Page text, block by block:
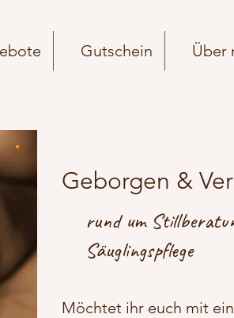
Gutschein Über
rund um
Säuglingspflege
Möchtet ihr euch mit
Geborgen &